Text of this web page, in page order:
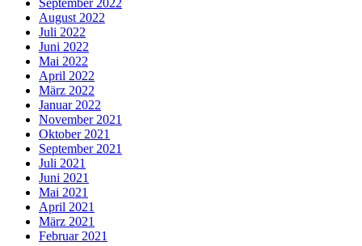
September 2022
August 2022
Juli 2022
Juni 2022
Mai 2022
April 2022
März 2022
Januar 2022
November 2021
Oktober 2021
September 2021
Juli 2021
Juni 2021
Mai 2021
April 2021
März 2021
Februar 2021